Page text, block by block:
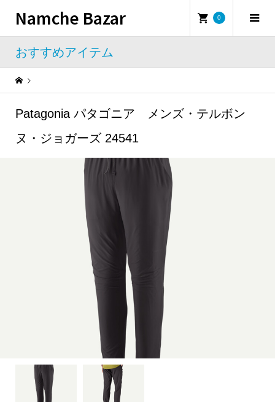
Namche Bazar 0
おすすめアイテム
Patagonia パタゴニア メンズ・テルボン
ヌ・ジョガーズ 24541